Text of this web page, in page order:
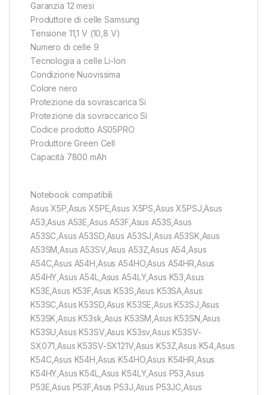
Garanzia 12 mesi
Produttore di celle Samsung
Tensione 11,1 V (10,8 V)
Numero di celle 9
Tecnologia a celle Li-Ion
Condizione Nuovissima
Colore nero
Protezione da sovrascarica Si
Protezione da sovraccarico Sì
Codice prodotto AS05PRO
Produttore Green Cell
Capacità 7800 mAh
Notebook compatibili
Asus X5P,Asus X5PE,Asus X5PS,Asus X5PSJ,Asus
A53,Asus A53E,Asus A53F,Asus A53S,Asus
A53SC,Asus A53SD,Asus A53SJ,Asus A53SK,Asus
A53SM,Asus A53SV,Asus A53Z,Asus A54,Asus
A54C,Asus A54H,Asus A54HO,Asus A54HR,Asus
A54HY,Asus A54L,Asus A54LY,Asus K53,Asus
K53E,Asus K53F,Asus K53S,Asus K53SA,Asus
K53SC,Asus K53SD,Asus K53SE,Asus K53SJ,Asus
K53SK,Asus K53sk,Asus K53SM,Asus K53SN,Asus
K53SU,Asus K53SV,Asus K53sv,Asus K53SV-
SX071,Asus K53SV-SX121V,Asus K53Z,Asus K54,Asus
K54C,Asus K54H,Asus K54HO,Asus K54HR,Asus
K54HY,Asus K54L,Asus K54LY,Asus P53,Asus
P53E,Asus P53F,Asus P53J,Asus P53JC,Asus